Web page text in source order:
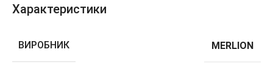
Характеристики
ВИРОБНИК MERLION